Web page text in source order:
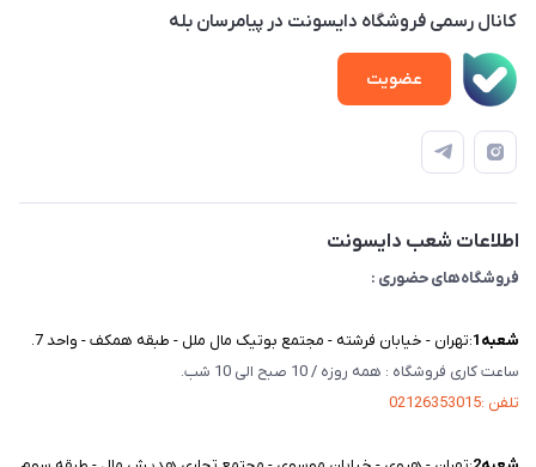
پلاک 23 – طبقه 3
ویدئو‌های آموزشی
دفترچه راهنمای محصولات
درباره ما
تماس با ما
امور مشتریان
حساب کاربری
قوانین و مقررات
کانال رسمی فروشگاه دایسونت در پیامرسان بله
عضویت
اطلاعات شعب دایسونت
فروشگاه‌های حضوری :
شعبه‌1 :تهران - خیابان فرشته - مجتمع بوتیک مال ملل - طبقه همکف - واحد 7.
ساعت کاری فروشگاه : همه روزه / 10 صبح الی 10 شب.
تلفن :02126353015